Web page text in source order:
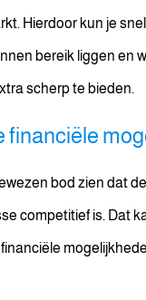
Hierdoor kun je
bereik liggen en
scherp te bieden.
financiële
bod zien dat
competitief is. Dat